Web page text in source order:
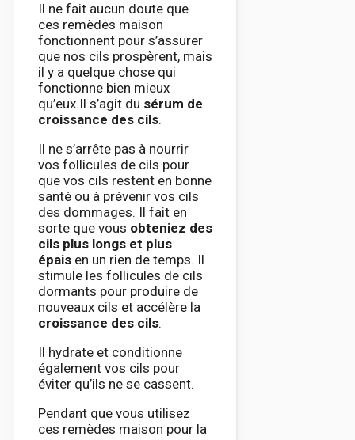
Il ne fait aucun doute que
ces remèdes maison
fonctionnent pour s’assurer
que nos cils prospèrent, mais
il y a quelque chose qui
fonctionne bien mieux
qu’eux.Il s’agit du sérum de
croissance des cils.
Il ne s’arrête pas à nourrir
vos follicules de cils pour
que vos cils restent en bonne
santé ou à prévenir vos cils
des dommages. Il fait en
sorte que vous obteniez des
cils plus longs et plus
épais en un rien de temps. Il
stimule les follicules de cils
dormants pour produire de
nouveaux cils et accélère la
croissance des cils.
Il hydrate et conditionne
également vos cils pour
éviter qu’ils ne se cassent.
Pendant que vous utilisez
ces remèdes maison pour la